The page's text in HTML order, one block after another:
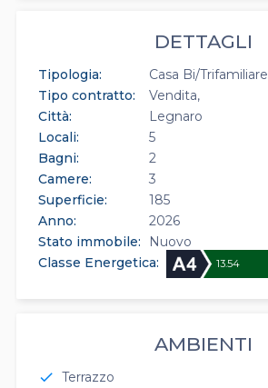
DETTAGLI
Tipologia:
Casa Bi/Trifamiliare
Tipo contratto:
Vendita
Città:
Legnaro
Locali:
5
Bagni:
2
Camere:
3
Superficie:
185
Anno:
2026
Stato immobile:
Nuovo
Classe Energetica:
13.54
AMBIENTI
check Terrazzo